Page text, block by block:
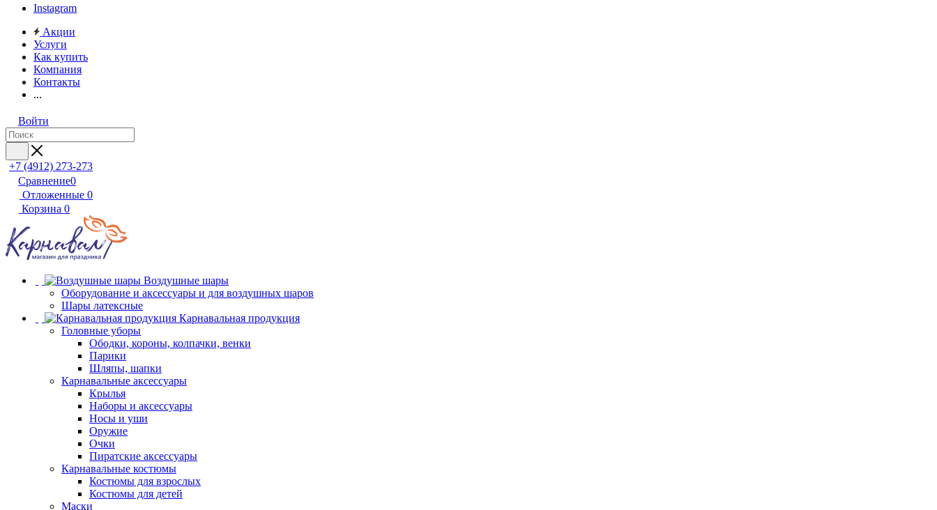
Instagram
Акции
Услуги
Как купить
Компания
Контакты
...
Войти
+7 (4912) 273-273
Сравнение0
Отложенные 0
Корзина 0
Воздушные шары
Оборудование и аксессуары и для воздушных шаров
Шары латексные
Карнавальная продукция
Головные уборы
Ободки, короны, колпачки, венки
Парики
Шляпы, шапки
Карнавальные аксессуары
Крылья
Наборы и аксессуары
Носы и уши
Оружие
Очки
Пиратские аксессуары
Карнавальные костюмы
Костюмы для взрослых
Костюмы для детей
Маски